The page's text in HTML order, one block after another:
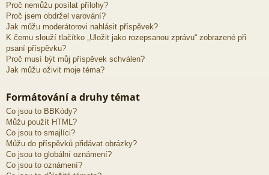
Proč nemůžu posílat přílohy?
Proč jsem obdržel varování?
Jak můžu moderátorovi nahlásit příspěvek?
K čemu slouží tlačítko „Uložit jako rozepsanou zprávu“ zobrazené při
psaní příspěvku?
Proč musí být můj příspěvek schválen?
Jak můžu oživit moje téma?
Formátování a druhy témat
Co jsou to BBKódy?
Můžu použít HTML?
Co jsou to smajlíci?
Můžu do příspěvků přidávat obrázky?
Co jsou to globální oznámení?
Co jsou to oznámení?